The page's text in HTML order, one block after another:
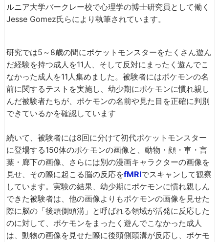
ルニア大学バークレー校で心理学の博士研究員として働く
Jesse Gomez氏らにより執筆されています。
研究では5～8歳の間にポケットモンスターをたくさん遊ん
だ経験を持つ成人を11人、そして反対にまったく遊んでこ
なかった成人を11人集めました。被験者にはポケモンの名
前に関するテストを実施し、幼少期にポケモンに慣れ親し
んだ被験者たちが、ポケモンの名前や見た目を正確に判別
できているかを確認しています
続いて、被験者には8回に分けて初代ポケットモンスター
に登場する150体のポケモンの画像と、動物・顔・車・言
葉・廊下の画像、さらには別の漫画キャラクターの画像を
見せ、その際に起こる脳の反応をfMRIでスキャンして観察
しています。実験の結果、幼少期にポケモンに慣れ親しん
できた被験者は、他の画像よりもポケモンの画像を見せた
際に脳の「後頭側頭溝」と呼ばれる領域が活発に反応した
のに対して、ポケモンをまったく遊んでこなかった成人
は、動物の画像を見せた際に後頭側頭溝が反応し、ポケモ